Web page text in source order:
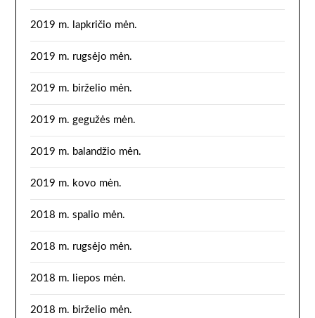
2019 m. lapkričio mėn.
2019 m. rugsėjo mėn.
2019 m. birželio mėn.
2019 m. gegužės mėn.
2019 m. balandžio mėn.
2019 m. kovo mėn.
2018 m. spalio mėn.
2018 m. rugsėjo mėn.
2018 m. liepos mėn.
2018 m. birželio mėn.